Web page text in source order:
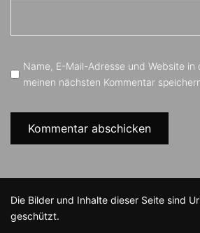
Name, E-Mail-Adresse und Website in
meinen nächsten Kommentar
Die Bilder und Inhalte dieser Seite sind
geschützt.